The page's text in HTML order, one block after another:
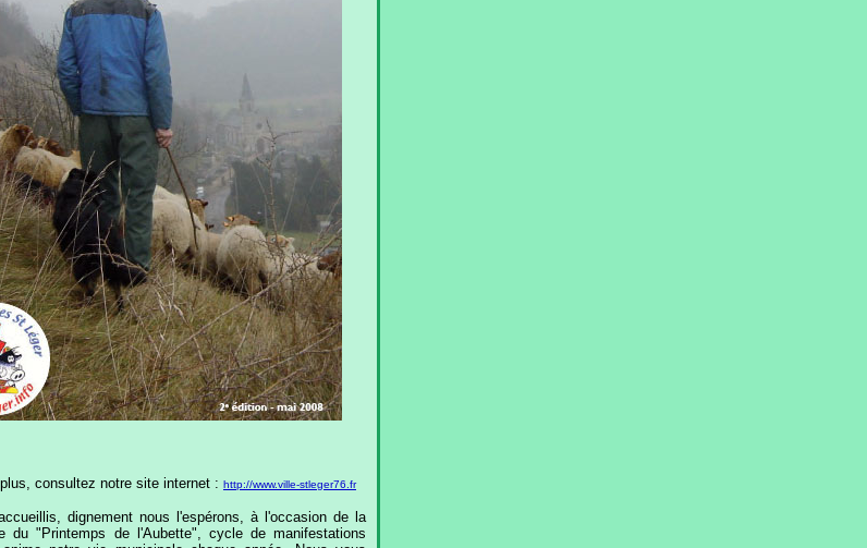
consultez notre site internet : http://www.ville-stleger76.fr
dignement nous l'espérons, à l'occasion de la
du "Printemps de l'Aubette", cycle de manifestations